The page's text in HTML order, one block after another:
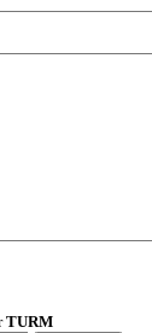
TURM